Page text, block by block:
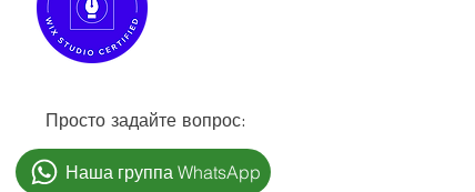
:Просто задайте вопрос
Наша группа WhatsApp